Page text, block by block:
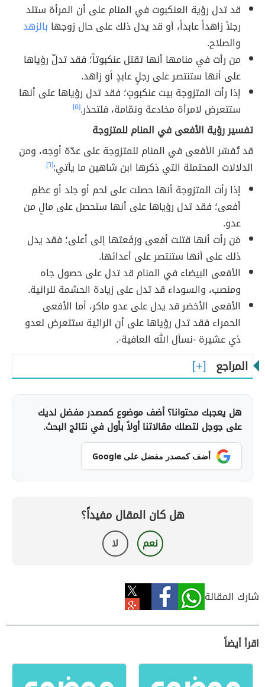
قد تدل رؤية العنكبوت في المنام على أن المرأة ستلد
رجلاً زاهداً عابداً، أو قد يدل ذلك على حال زوجها بالزهد
والصلاح.
من رأت في منامها أنها تقتل عنكبوتاً؛ فقد تدلّ رؤياها
على أنها ستنتصر على رجلٍ عابدٍ أو زاهد.
إذا رأت المتزوجة بيت عنكبوتٍ؛ فقد تدل رؤياها على أنها
ستتعرض لامرأة مخادعة ونمّامة، فلتحذر.[٥]
تفسير رؤية الأفعى في المنام للمتزوجة
قد تُفسّر الأفعى في المنام للمتزوجة على عدّة أوجه، ومن
الدلالات المحتملة التي ذكرها ابن شاهين ما يأتي:[٦]
إذا رأت المتزوجة أنها حصلت على لحم أو جلد أو عظمِ
أفعى؛ فقد تدل رؤياها على أنها ستحصل على مالٍ من
عدو.
مَن رأت أنها قتلت أفعى ورَفَعتها إلى أعلى؛ فقد يدل
ذلك على أنها ستنتصر على أعدائها.
الأفعى البيضاء في المنام قد تدل على حصول جاه
ومنصب، والسوداء قد تدل على زيادة الحشمة للرائية.
الأفعى الأخضر قد يدل على عدو ماكر، أما الأفعى
الحمراء فقد تدل رؤياها على أن الرائية ستتعرض لعدو
ذي عشيرة -نسأل الله العافية-.
المراجع
هل يعجبك محتوانا؟ أضف موضوع كمصدر مفضل لديك
على جوجل لتصلك مقالاتنا أولاً بأول في نتائج البحث.
أضف كمصدر مفضل على Google
هل كان المقال مفيداً؟
نعم لا
شارك المقالة
اقرأ أيضاً